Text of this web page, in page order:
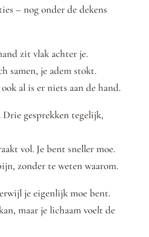
– nog onder de dekens
zit vlak achter je.
samen, je adem stokt.
al is er niets aan de hand.
Drie gesprekken tegelijk,
vol. Je bent sneller moe.
zonder te weten waarom.
je eigenlijk moe bent.
maar je lichaam voelt de